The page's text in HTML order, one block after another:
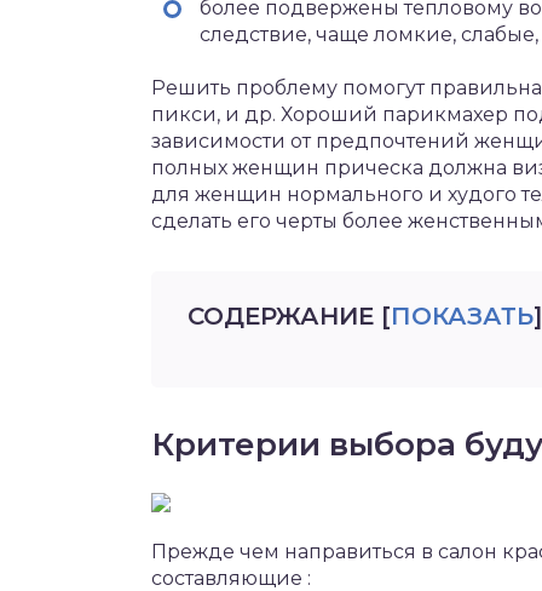
более подвержены тепловому
следствие, чаще ломкие,
Решить проблему помогут
пикси, и др. Хороший парикмахер
зависимости от предпочтений
полных женщин прическа должна
для женщин нормального и худого
сделать его черты более
СОДЕРЖАНИЕ [ПОКАЗАТЬ]
Критерии выбора
Прежде чем направиться в салон
составляющие :